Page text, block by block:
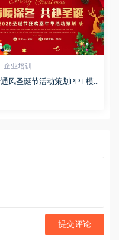
企业培训
风圣诞节活动策划PPT模
提交评论